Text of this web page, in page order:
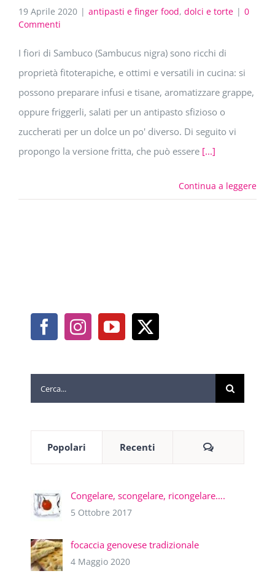
19 Aprile 2020 | antipasti e finger food, dolci e torte | 0
Commenti
I fiori di Sambuco (Sambucus nigra) sono ricchi di
proprietà fitoterapiche, e ottimi e versatili in cucina: si
possono preparare infusi e tisane, aromatizzare grappe,
oppure friggerli, salati per un antipasto sfizioso o
zuccherati per un dolce un po' diverso. Di seguito vi
propongo la versione fritta, che può essere [...]
Continua a leggere
Cerca
per:
Popolari Recenti Commenti
Congelare, scongelare, ricongelare….
5 Ottobre 2017
focaccia genovese tradizionale
4 Maggio 2020